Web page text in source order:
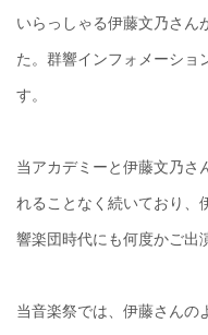
いらっしゃる伊藤文乃さん
た。群響インフォメーショ
す。
当アカデミーと伊藤文乃さ
れることなく続いており、
響楽団時代にも何度かご出
当音楽祭では、伊藤さんの